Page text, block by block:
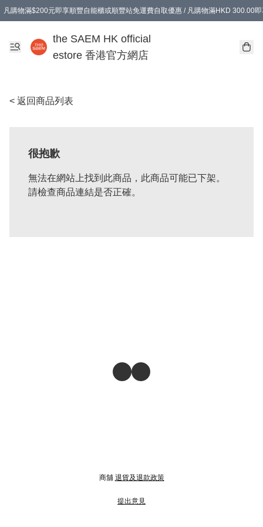
凡購物滿$200元即享順豐自能櫃或順豐站免運費自取優惠 / 凡購物滿HKD 300.00
the SAEM HK official
estore 香港官方網店
< 返回商品列表
很抱歉
無法在網站上找到此商品，此商品可能已下架。
請檢查商品連結是否正確。
商舖 退貨及退款政策
提出意見